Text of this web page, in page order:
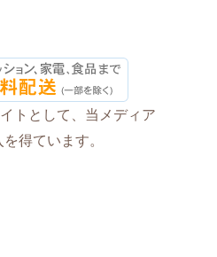
トとして、当メディア
得ています。